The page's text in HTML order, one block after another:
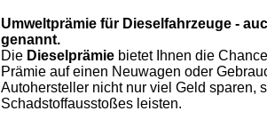
Umweltprämie für Dieselfahrzeuge -
genannt.
Die Dieselprämie bietet Ihnen die
Prämie auf einen Neuwagen oder
Autohersteller nicht nur viel Geld sparen,
Schadstoffausstoßes leisten.